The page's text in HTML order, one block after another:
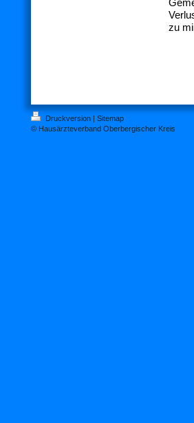
zu
Druckversion | Sitemap
© Hausärzteverband Oberbergischer Kreis